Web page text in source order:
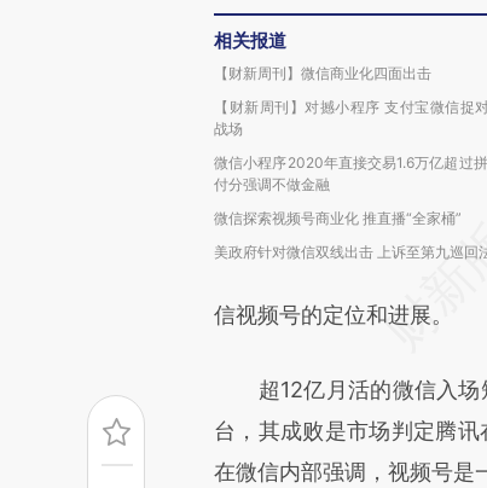
相关报道
【财新周刊】微信商业化四面出击
【财新周刊】对撼小程序 支付宝微信捉
战场
微信小程序2020年直接交易1.6万亿超过
付分强调不做金融
微信探索视频号商业化 推直播“全家桶”
美政府针对微信双线出击 上诉至第九巡回
信视频号的定位和进展。
超12亿月活的微信入场
台，其成败是市场判定腾
在微信内部强调，视频号是